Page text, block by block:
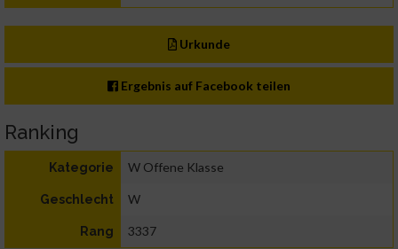
Urkunde
Ergebnis auf Facebook teilen
Ranking
Kategorie W Offene Klasse
Geschlecht W
Rang 3337